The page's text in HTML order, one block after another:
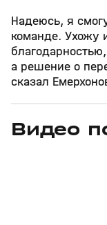
Надеюсь, я
команде. Ухожу
а решение о
сказал
Видео
15 апр, 13:09